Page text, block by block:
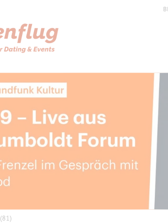
(81)